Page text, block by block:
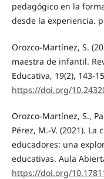
pedagógico en la
desde la experiencia.
Orozco-Martínez, S.
maestra de infantil.
Educativa, 19(2), 143-
https://doi.org/
Orozco-Martínez, S.,
Pérez, M.-V. (2021).
educadores: una
educativas. Aula
https://doi.org/